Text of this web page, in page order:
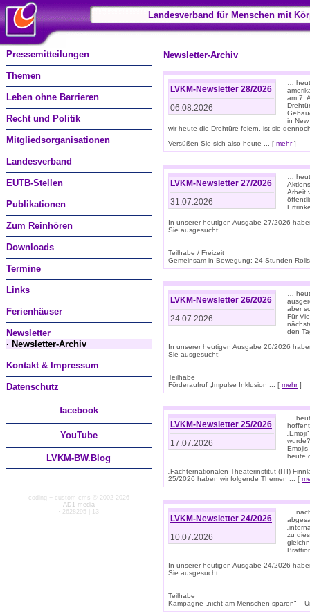
Landesverband für Menschen mit
Pressemitteilungen
Themen
Leben ohne Barrieren
Recht und Politik
Mitgliedsorganisationen
Landesverband
EUTB-Stellen
Publikationen
Zum Reinhören
Downloads
Termine
Links
Ferienhäuser
Newsletter
· Newsletter-Archiv
Kontakt & Impressum
Datenschutz
facebook
YouTube
LVKM-BW.Blog
coding + custom cms © 2002-2026
AD1 media
· 2628295 | 13
Newsletter-Archiv
LVKM-Newsletter 28/2026
06.08.2026
…
am 7.
in
wir heute die Drehtüre feiern, ist sie
Versüßen Sie sich also heute ... [ mehr]
LVKM-Newsletter 27/2026
31.07.2026
…
Arbeit
In unserer heutigen Ausgabe 27/2026
Sie ausgesucht:
Teilhabe / Freizeit
Gemeinsam in Bewegung: 24-Stunden-
LVKM-Newsletter 26/2026
24.07.2026
…
aber
Für
den
In unserer heutigen Ausgabe 26/2026
Sie ausgesucht:
Teilhabe
Förderaufruf „Impulse Inklusion ... [ mehr]
LVKM-Newsletter 25/2026
17.07.2026
…
Emojis
heute
„Fachternationalen Theaterinstitut (ITI)
25/2026 haben wir folgende Themen ... [
LVKM-Newsletter 24/2026
10.07.2026
…
zu
In unserer heutigen Ausgabe 24/2026
Sie ausgesucht:
Teilhabe
Kampagne „nicht am Menschen sparen“ –